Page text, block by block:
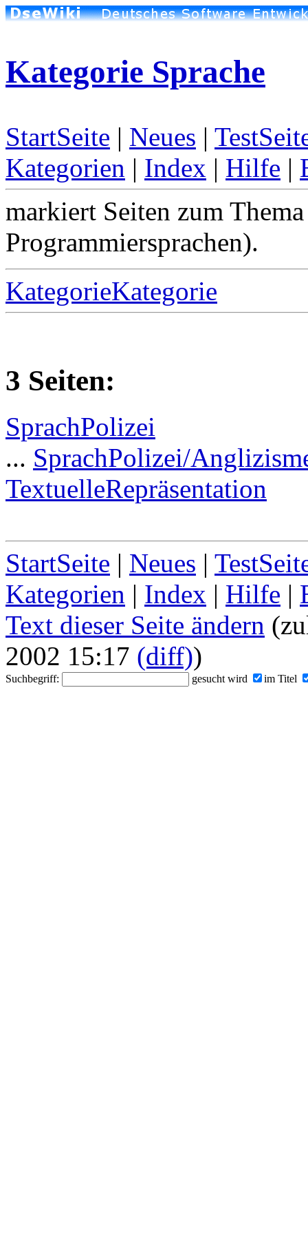
Kategorie Sprache
StartSeite | Neues |
Kategorien | Index | Hilfe |
markiert Seiten zum
Programmiersprachen).
KategorieKategorie
3 Seiten:
SprachPolizei
... SprachPolizei/
TextuelleRepräsentation
StartSeite | Neues |
Kategorien | Index | Hilfe |
Text dieser Seite ändern
2002 15:17 (diff))
Suchbegriff: gesucht wird im Titel